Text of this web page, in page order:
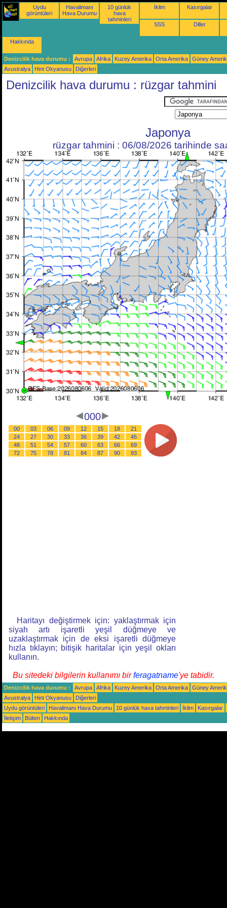
Uydu
görüntüleri
Havalimanı
Hava Durumu
10 günlük
hava
tahminleri
İklim Kasırgalar
SSS Diller
Hakkında
Denizcilik hava durumu : Avrupa Afrika Kuzey Amerika Orta Amerika
Güney
Avustralya
Hint Okyanusu Diğerleri
Denizcilik hava durumu : rüzgar tahmini
Japonya
rüzgar tahmini : 06/08/2026 tarihinde
000
00 03 06 09 12 15 18
21
24
27 30 33 36 39 42
45
48
51 54 57 60 63 66
69
72
75 78 81 84 87 90 93
Haritayı değiştirmek için: yaklaştırmak için
siyah artı işaretli yeşil düğmeye ve
uzaklaştırmak için de eksi işaretli düğmeye
hızla tıklayın; bitişik haritalar için yeşil okları
kullanın.
Bu sitedeki bilgilerin kullanımı birferagatname'ye tabidir.
Denizcilik hava durumu : Avrupa Afrika Kuzey Amerika Orta Amerika
Güney
Avustralya
Hint Okyanusu
Diğerleri
Uydu görüntüleri
Havalimanı Hava Durumu 10 günlük hava tahminleri İklim
Kasırgalar
İletişim
Bülten Hakkında